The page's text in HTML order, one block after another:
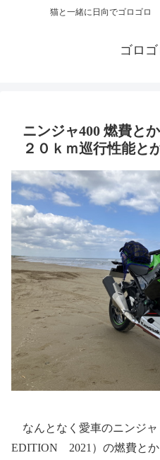
猫と一緒に日向でゴロゴロ
ゴロ
ニンジャ400 燃費と
２０ｋｍ巡行性能と
なんとなく愛車のニンジャ
EDITION 2021）の燃費と